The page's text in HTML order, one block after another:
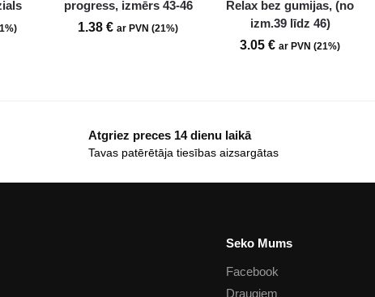
progress, izmērs 43-46
1.38€ ar PVN (21%)
Relax bez gumijas, (no
izm.39 līdz 46)
3.05€ ar PVN (21%)
Atgriez preces 14 dienu laikā
Tavas patērētāja tiesības aizsargātas
Seko Mums
Facebook
Draugiem